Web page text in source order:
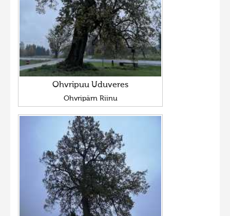
Ohvripuu Uduveres
Ohvripärn Riinu